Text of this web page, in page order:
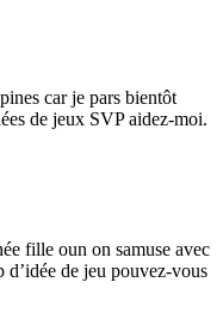
car je pars bientôt
de jeux SVP aidez-moi.
fille oun on samuse avec
d’idée de jeu pouvez-vous